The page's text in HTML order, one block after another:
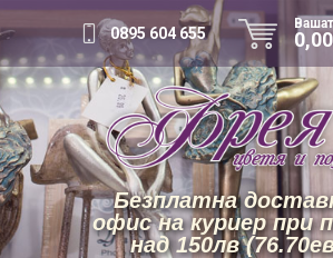
0895 604 655
Безплатна
офис на куриер при
над 150лв